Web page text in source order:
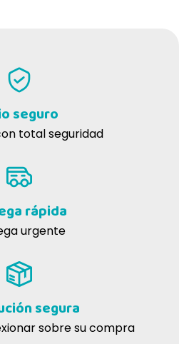
seguro
total seguridad
rápida
urgente
segura
sobre su compra